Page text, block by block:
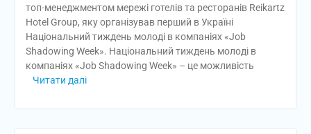
топ-менеджментом мережі готелів та ресторанів Reikartz
Hotel Group, яку організував перший в Україні
Національний тиждень молоді в компаніях «Job
Shadowing Week». Національний тиждень молоді в
компаніях «Job Shadowing Week» – це можливість
Читати далі